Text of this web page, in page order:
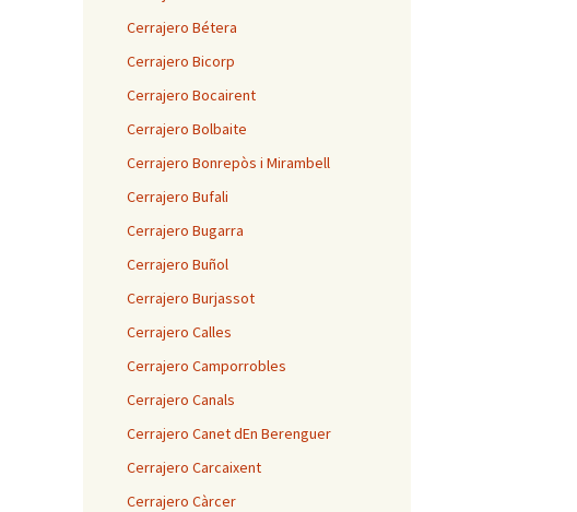
Cerrajero Bétera
Cerrajero Bicorp
Cerrajero Bocairent
Cerrajero Bolbaite
Cerrajero Bonrepòs i Mirambell
Cerrajero Bufali
Cerrajero Bugarra
Cerrajero Buñol
Cerrajero Burjassot
Cerrajero Calles
Cerrajero Camporrobles
Cerrajero Canals
Cerrajero Canet dEn Berenguer
Cerrajero Carcaixent
Cerrajero Càrcer